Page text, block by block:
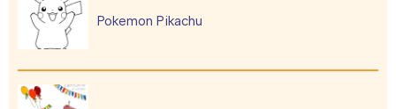
Pokemon Pikachu